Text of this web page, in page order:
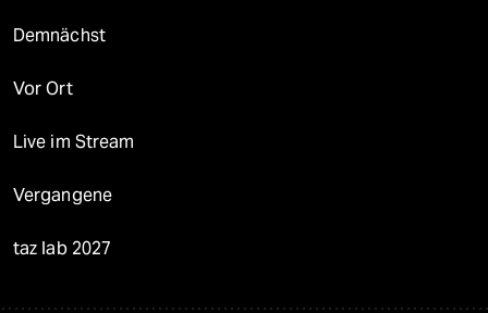
Demnächst
Vor Ort
Live im Stream
Vergangene
taz lab 2027